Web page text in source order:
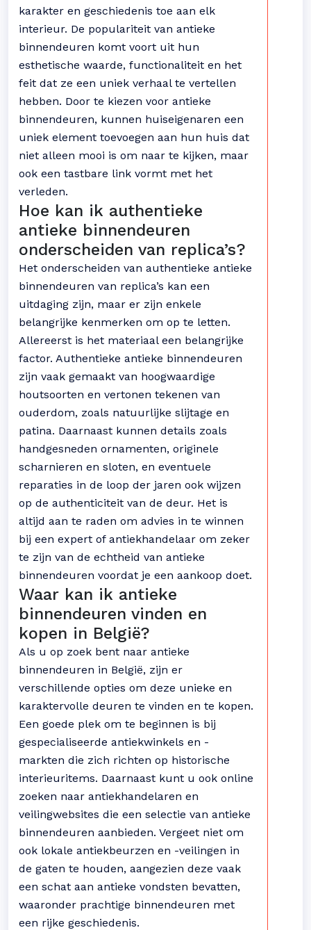
karakter en geschiedenis toe aan elk
interieur. De populariteit van antieke
binnendeuren komt voort uit hun
esthetische waarde, functionaliteit en het
feit dat ze een uniek verhaal te vertellen
hebben. Door te kiezen voor antieke
binnendeuren, kunnen huiseigenaren een
uniek element toevoegen aan hun huis dat
niet alleen mooi is om naar te kijken, maar
ook een tastbare link vormt met het
verleden.
Hoe kan ik authentieke
antieke binnendeuren
onderscheiden van replica’s?
Het onderscheiden van authentieke antieke
binnendeuren van replica’s kan een
uitdaging zijn, maar er zijn enkele
belangrijke kenmerken om op te letten.
Allereerst is het materiaal een belangrijke
factor. Authentieke antieke binnendeuren
zijn vaak gemaakt van hoogwaardige
houtsoorten en vertonen tekenen van
ouderdom, zoals natuurlijke slijtage en
patina. Daarnaast kunnen details zoals
handgesneden ornamenten, originele
scharnieren en sloten, en eventuele
reparaties in de loop der jaren ook wijzen
op de authenticiteit van de deur. Het is
altijd aan te raden om advies in te winnen
bij een expert of antiekhandelaar om zeker
te zijn van de echtheid van antieke
binnendeuren voordat je een aankoop doet.
Waar kan ik antieke
binnendeuren vinden en
kopen in België?
Als u op zoek bent naar antieke
binnendeuren in België, zijn er
verschillende opties om deze unieke en
karaktervolle deuren te vinden en te kopen.
Een goede plek om te beginnen is bij
gespecialiseerde antiekwinkels en -
markten die zich richten op historische
interieuritems. Daarnaast kunt u ook online
zoeken naar antiekhandelaren en
veilingwebsites die een selectie van antieke
binnendeuren aanbieden. Vergeet niet om
ook lokale antiekbeurzen en -veilingen in
de gaten te houden, aangezien deze vaak
een schat aan antieke vondsten bevatten,
waaronder prachtige binnendeuren met
een rijke geschiedenis.